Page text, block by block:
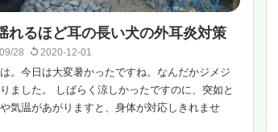
れるほど耳の長い犬の外耳炎対策
28 2020-12-01
。今日は大変暑かったですね。なんだかジメジ
ました。 しばらく涼しかったですのに、突如と
気温があがりますと、身体が対応しきれませ